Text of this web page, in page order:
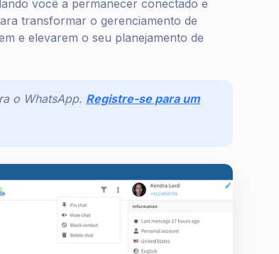
você a permanecer conectado e
transformar o gerenciamento de
e elevarem o seu planejamento de
o WhatsApp. Registre-se para um